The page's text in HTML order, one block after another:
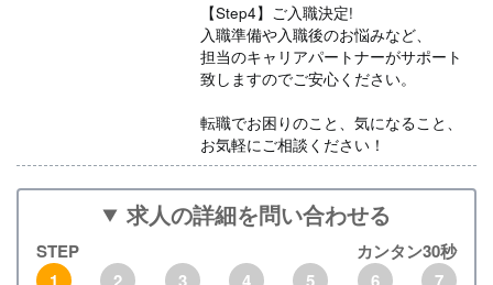
【Step4】ご入職決定!
入職準備や入職後のお悩みなど、
担当のキャリアパートナーがサポート
致しますのでご安心ください。
転職でお困りのこと、気になること、
お気軽にご相談ください！
求人の詳細を問い合わせる
STEP
カンタン30秒